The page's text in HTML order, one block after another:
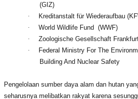
(GIZ)
·
Kreditanstalt für Wiederaufbau
·
World Wildlife Fund (WWF)
·
Zoologische Gesellschaft
·
Federal Ministry For The
Building And Nuclear Safety
Pengelolaan sumber daya alam dan hutan
seharusnya melibatkan rakyat karena